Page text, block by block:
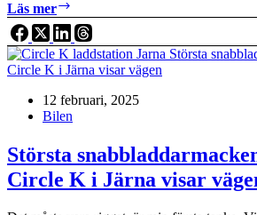
Läs mer
Trafikverkets
utsläppslarm:
Så
kan
undvika
dryga
böter
12 februari, 2025
Bilen
Största
Circle K i Järna visar